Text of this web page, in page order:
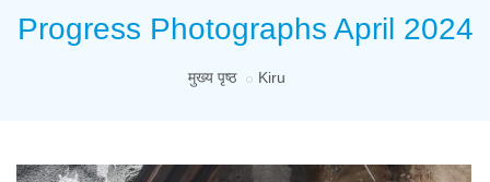
Progress Photographs April 2024
मुख्य पृष्ठ Kiru